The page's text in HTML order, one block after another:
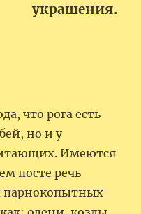
украшения.
что рога есть
но и у
Имеются
посте речь
парнокопытных